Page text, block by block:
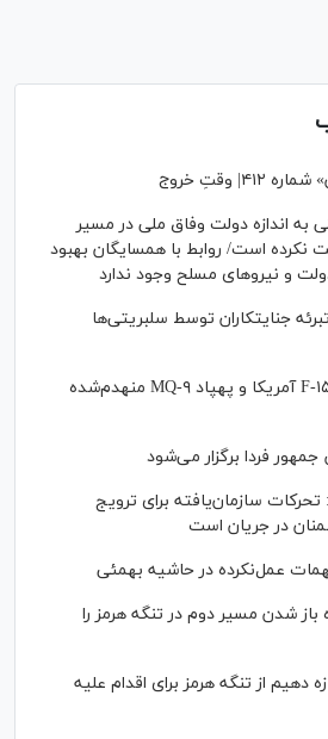
وقتِ خروج
به اندازه دولت وفاق ملی در مسیر
است/ روابط با همسایگان بهبود
و نیروهای مسلح وجود ندارد
جنایتکاران توسط سلبریتی‌ها
اولین تصاویر لاشه F-۱۵ آمریکا و پهپاد MQ-۹ منهدم‌شده
فردا برگزار می‌شود
سازمان‌یافته برای ترویج
در جریان است
عمل‌نکرده در حاشیه بهمئی
شدن مسیر دوم در تنگه هرمز را
دهیم از تنگه هرمز برای اقدام علیه